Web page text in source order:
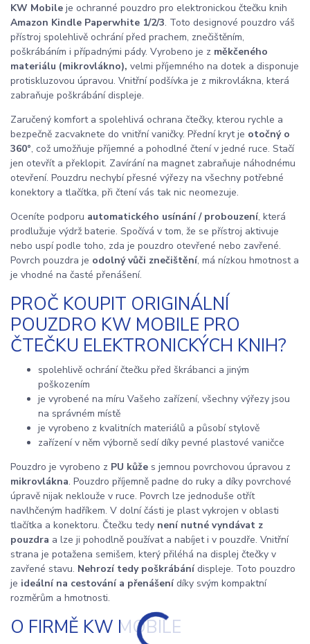
KW Mobile je ochranné pouzdro pro elektronickou čtečku knih
Amazon Kindle Paperwhite 1/2/3. Toto designové pouzdro váš
přístroj spolehlivě ochrání před prachem, znečištěním,
poškrábáním i případnými pády. Vyrobeno je z měkčeného
materiálu (mikrovlákno), velmi příjemného na dotek a disponuje
protiskluzovou úpravou. Vnitřní podšívka je z mikrovlákna, která
zabraňuje poškrábání displeje.
Zaručený komfort a spolehlivá ochrana čtečky, kterou rychle a
bezpečně zacvaknete do vnitřní vaničky. Přední kryt je otočný o
360°, což umožňuje příjemné a pohodlné čtení v jedné ruce. Stačí
jen otevřít a překlopit. Zavírání na magnet zabraňuje náhodnému
otevření. Pouzdru nechybí přesné výřezy na všechny potřebné
konektory a tlačítka, při čtení vás tak nic neomezuje.
Oceníte podporu automatického usínání / probouzení, která
prodlužuje výdrž baterie. Spočívá v tom, že se přístroj aktivuje
nebo uspí podle toho, zda je pouzdro otevřené nebo zavřené.
Povrch pouzdra je odolný vůči znečištění, má nízkou hmotnost a
je vhodné na časté přenášení.
PROČ KOUPIT ORIGINÁLNÍ
POUZDRO KW MOBILE PRO
ČTEČKU ELEKTRONICKÝCH KNIH?
spolehlivě ochrání čtečku před škrábanci a jiným
poškozením
je vyrobené na míru Vašeho zařízení, všechny výřezy jsou
na správném místě
je vyrobeno z kvalitních materiálů a působí stylově
zařízení v něm výborně sedí díky pevné plastové vaničce
Pouzdro je vyrobeno z PU kůže s jemnou povrchovou úpravou z
mikrovlákna. Pouzdro příjemně padne do ruky a díky povrchové
úpravě nijak neklouže v ruce. Povrch lze jednoduše otřít
navlhčeným hadříkem. V dolní části je plast vykrojen v oblasti
tlačítka a konektoru. Čtečku tedy není nutné vyndávat z
pouzdra a lze ji pohodlně používat a nabíjet i v pouzdře. Vnitřní
strana je potažena semišem, který přiléhá na displej čtečky v
zavřené stavu. Nehrozí tedy poškrábánídispleje. Toto pouzdro
je ideální na cestování a přenášenídíky svým kompaktní
rozměrům a hmotnosti.
O FIRMĚ KW MOBILE